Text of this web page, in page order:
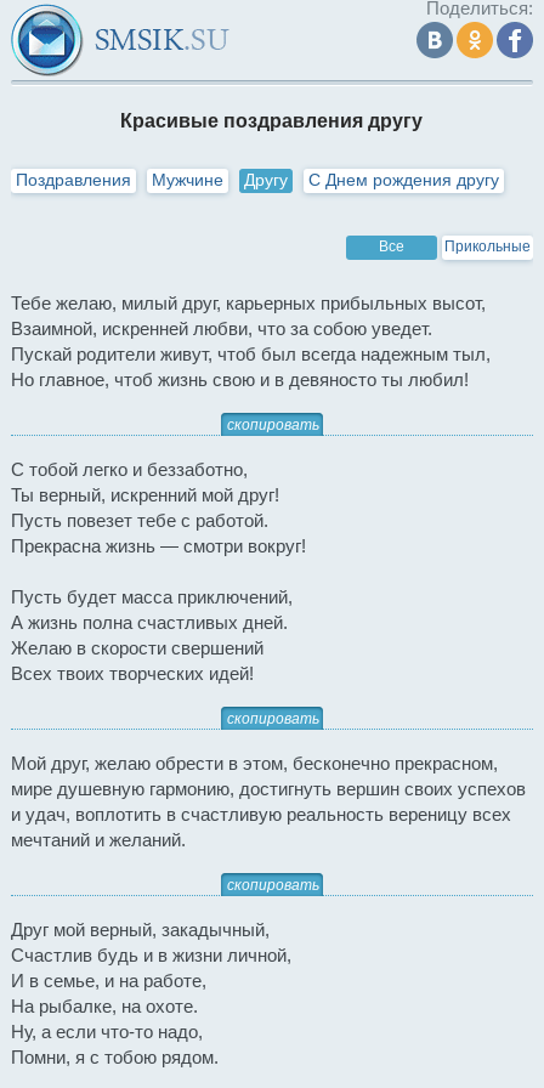
Поделиться:
Красивые поздравления другу
Поздравления Мужчине Другу С Днем рождения другу
Все Прикольные
Тебе желаю, милый друг, карьерных прибыльных высот,
Взаимной, искренней любви, что за собою уведет.
Пускай родители живут, чтоб был всегда надежным тыл,
Но главное, чтоб жизнь свою и в девяносто ты любил!
скопировать
С тобой легко и беззаботно,
Ты верный, искренний мой друг!
Пусть повезет тебе с работой.
Прекрасна жизнь — смотри вокруг!
Пусть будет масса приключений,
А жизнь полна счастливых дней.
Желаю в скорости свершений
Всех твоих творческих идей!
скопировать
Мой друг, желаю обрести в этом, бесконечно прекрасном,
мире душевную гармонию, достигнуть вершин своих успехов
и удач, воплотить в счастливую реальность вереницу всех
мечтаний и желаний.
скопировать
Друг мой верный, закадычный,
Счастлив будь и в жизни личной,
И в семье, и на работе,
На рыбалке, на охоте.
Ну, а если что-то надо,
Помни, я с тобою рядом.